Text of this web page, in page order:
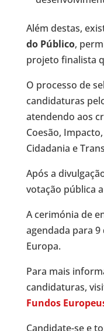
Além destas,
do Público,
projeto finalista
O processo de
candidaturas
atendendo aos
Coesão,
Cidadania e
Após a
votação pública
A cerimónia de
agendada para 9
Europa.
Para mais
candidaturas,
Fundos
Candidate-se e